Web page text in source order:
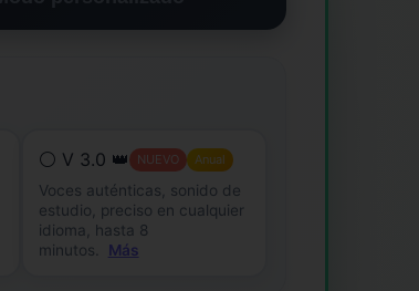
⚪ V 3.0 👑 NUEVO Anual
Voces auténticas, sonido de
estudio, preciso en cualquier
idioma, hasta 8
minutos.
Más